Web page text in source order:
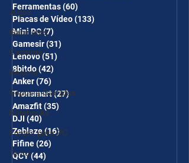
Jogos
Gabinetes
Cadeiras
Realme
Copos e Garrafas
Notebooks
Fontes para PC
Temu
Ferramentas(60)
Placas de Vídeo(133)
Mini PC(7)
Gamesir(31)
Lenovo(51)
8bitdo(42)
Anker(76)
Tronsmart(27)27 posts
Amazfit(35)
DJI(40)40 posts
Zeblaze(16)16 posts
Fifine(26)
QCY(44)